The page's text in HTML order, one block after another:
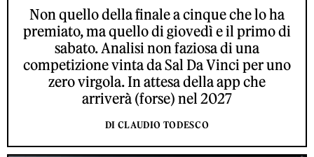
Non quello della finale a cinque che lo ha
premiato, ma quello di giovedì e il primo di
sabato. Analisi non faziosa di una
competizione vinta da Sal Da Vinci per uno
zero virgola. In attesa della app che
arriverà (forse) nel 2027
DI CLAUDIO TODESCO